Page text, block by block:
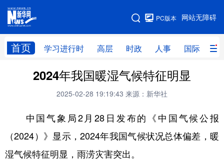
网站无障碍
PC版本
首页 学习进行时 高层 时政 人事 国际 财
网站地图
学习进行时 高层 时政 人事
财经 网评
台湾 思客智库 全球连线 教育
科技 科创 量子 体育
文化 书画 健康
2024年我国暖湿气候特征明显
2025-02-28 19:19:43 来源：新华社
中国气象局2月28日发布的《中国气候公报
（2024）》显示，2024年我国气候状况总体偏差，暖
湿气候特征明显，雨涝灾害突出。